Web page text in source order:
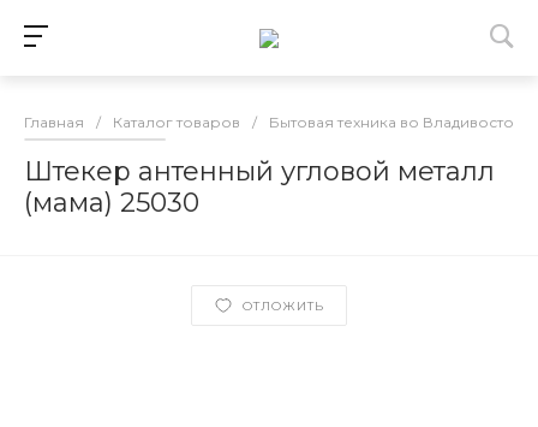
Главная / Каталог товаров / Бытовая техника во Владивостоке
Штекер антенный угловой металл
(мама) 25030
ОТЛОЖИТЬ